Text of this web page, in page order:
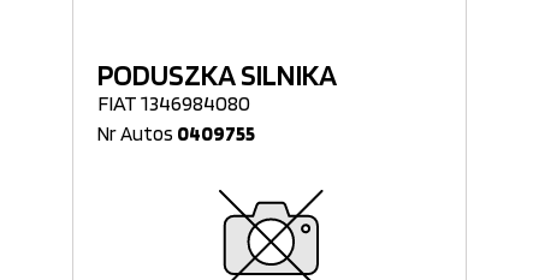
PODUSZKA SILNIKA
FIAT 1346984080
Nr Autos 0409755